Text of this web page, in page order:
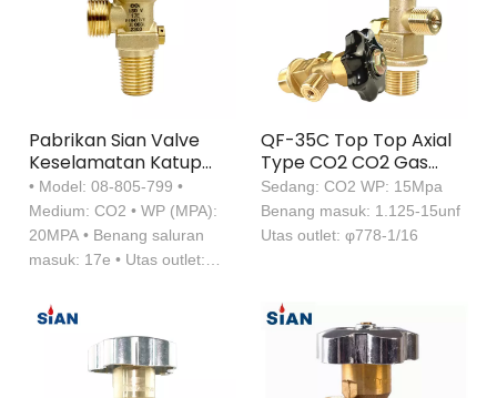
Pabrikan Sian Valve
Keselamatan Katup
Gas CO2 CO2 Katup
Tped Sertifikasi
• Model: 08-805-799 •
Medium: CO2 • WP (MPA):
20MPA • Benang saluran
masuk: 17e • Utas outlet:
Keselamatan: 25MPA
QF-35C Top Top Axial
Type CO2 CO2 Gas
Cylinder Flow Control
Valve
Sedang: CO2 WP: 15Mpa
Benang masuk: 1.125-15unf
Utas outlet: φ778-1/16